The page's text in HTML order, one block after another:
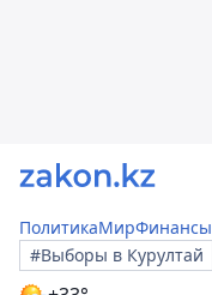
ПолитикаМирФинансы
#Выборы в Курултай